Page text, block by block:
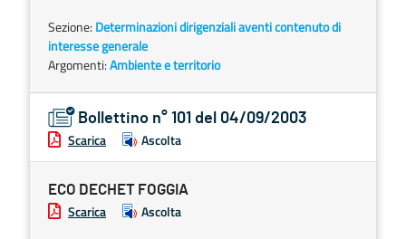
Sezione: Determinazioni dirigenziali aventi contenuto di
interesse generale
Argomenti:Ambiente e territorio
Bollettino n° 101 del 04/09/2003
Scarica Ascolta
ECO DECHET FOGGIA
Scarica Ascolta